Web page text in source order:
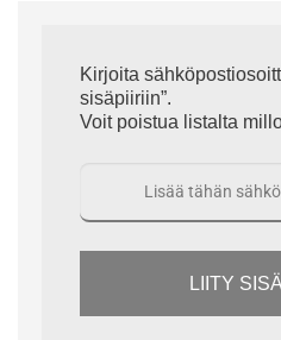
Kirjoita
sisäpiiriin”.
Voit poistua listalta
LIITY